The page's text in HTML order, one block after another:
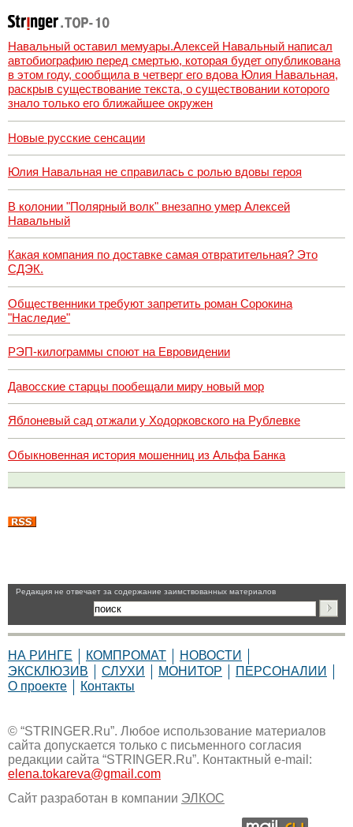
Навальный оставил мемуары.Алексей Навальный написал
автобиографию перед смертью, которая будет опубликована
в этом году, сообщила в четверг его вдова Юлия Навальная,
раскрыв существование текста, о существовании которого
знало только его ближайшее окружен
Новые русские сенсации
Юлия Навальная не справилась с ролью вдовы героя
В колонии "Полярный волк" внезапно умер Алексей
Навальный
Какая компания по доставке самая отвратительная? Это
СДЭК.
Общественники требуют запретить роман Сорокина
"Наследие"
РЭП-килограммы споют на Евровидении
Давосские старцы пообещали миру новый мор
Яблоневый сад отжали у Ходорковского на Рублевке
Обыкновенная история мошенниц из Альфа Банка
Pедакция не отвечает за содержание заимствованных материалов
НА РИНГЕ КОМПРОМАТ
НОВОСТИ
ЭКСКЛЮЗИВ
СЛУХИ МОНИТОР
ПЕРСОНАЛИИ
О проекте
Контакты
© “STRINGER.Ru”. Любое использование материалов
сайта допускается только с письменного согласия
редакции сайта “STRINGER.Ru”. Контактный e-mail:
elena.tokareva@gmail.com
Сайт разработан в компании ЭЛКОС